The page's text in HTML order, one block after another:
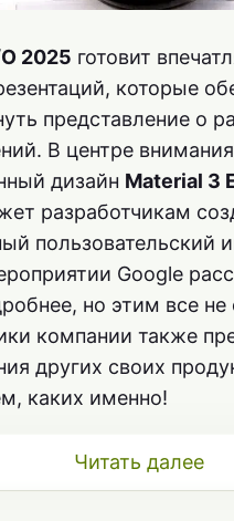
2025 готовит
которые
представление о
В центре
дизайн Material 3
разработчикам
пользовательский
Google
но этим все не
компании также
других своих
каких именно!
Читать далее